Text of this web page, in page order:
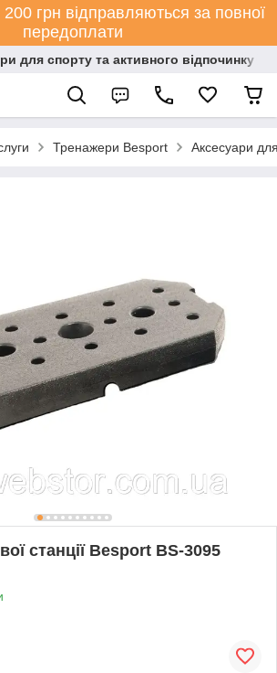
грн відправляються за повної
передоплати
для спорту та активного відпочинку
Тренажери Besport Аксесуари
станції Besport BS-3095